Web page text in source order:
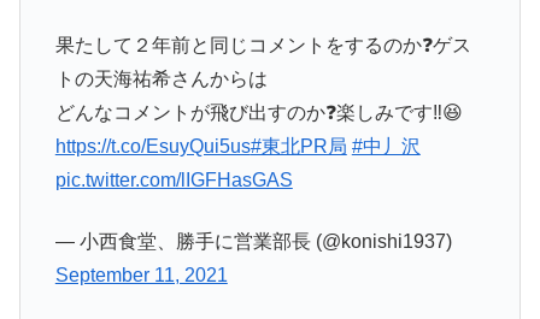
果たして２年前と同じコメントをするのか❓ゲス
トの天海祐希さんからは
どんなコメントが飛び出すのか❓楽しみです‼️😆
https://t.co/EsuyQui5us#東北PR局 #中丿沢
pic.twitter.com/lIGFHasGAS
— 小西食堂、勝手に営業部長 (@konishi1937)
September 11, 2021